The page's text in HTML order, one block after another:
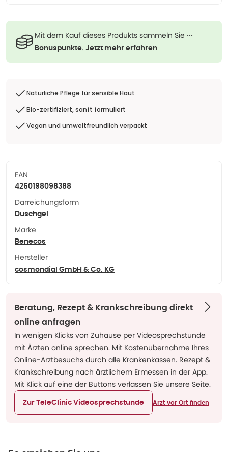
Mit dem Kauf dieses Produkts sammeln Sie ···
Bonuspunkte. Jetzt mehr erfahren
Natürliche Pflege für sensible Haut
Bio-zertifiziert, sanft formuliert
Vegan und umweltfreundlich verpackt
EAN
4260198098388
Darreichungsform
Duschgel
Marke
Benecos
Hersteller
cosmondial GmbH & Co. KG
Beratung, Rezept & Krankschreibung direkt
online anfragen
In wenigen Klicks von Zuhause per Videosprechstunde
mit Ärzten online sprechen. Mit Kostenübernahme Ihres
Online-Arztbesuchs durch alle Krankenkassen. Rezept &
Krankschreibung nach ärztlichem Ermessen in der App.
Mit Klick auf eine der Buttons verlassen Sie unsere Seite.
Zur TeleClinic Videosprechstunde Arzt vor Ort finden